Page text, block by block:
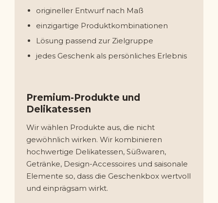
origineller Entwurf nach Maß
einzigartige Produktkombinationen
Lösung passend zur Zielgruppe
jedes Geschenk als persönliches Erlebnis
Premium-Produkte und
Delikatessen
Wir wählen Produkte aus, die nicht
gewöhnlich wirken. Wir kombinieren
hochwertige Delikatessen, Süßwaren,
Getränke, Design-Accessoires und saisonale
Elemente so, dass die Geschenkbox wertvoll
und einprägsam wirkt.